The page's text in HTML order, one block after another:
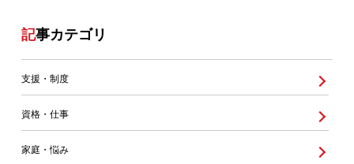
記事カテゴリ
支援・制度
資格・仕事
家庭・悩み